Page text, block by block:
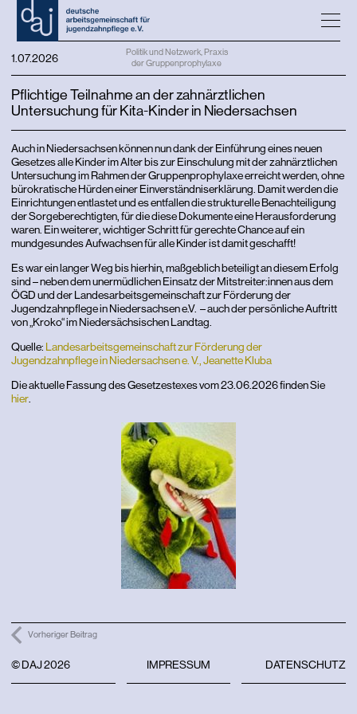
1.07.2026 Politik und Netzwerk,Praxis
der Gruppenprophylaxe
Pflichtige Teilnahme an der zahnärztlichen
Untersuchung für Kita-Kinder in Niedersachsen
Auch in Niedersachsen können nun dank der Einführung eines neuen
Gesetzes alle Kinder im Alter bis zur Einschulung mit der zahnärztlichen
Untersuchung im Rahmen der Gruppenprophylaxe erreicht werden, ohne
bürokratische Hürden einer Einverständniserklärung. Damit werden die
Einrichtungen entlastet und es entfallen die strukturelle Benachteiligung
der Sorgeberechtigten, für die diese Dokumente eine Herausforderung
waren. Ein weiterer, wichtiger Schritt für gerechte Chance auf ein
mundgesundes Aufwachsen für alle Kinder ist damit geschafft!
Es war ein langer Weg bis hierhin, maßgeblich beteiligt an diesem Erfolg
sind – neben dem unermüdlichen Einsatz der Mitstreiter:innen aus dem
ÖGD und der Landesarbeitsgemeinschaft zur Förderung der
Jugendzahnpflege in Niedersachsen e.V. – auch der persönliche Auftritt
von „Kroko“ im Niedersächsischen Landtag.
Quelle: Landesarbeitsgemeinschaft zur Förderung der
Jugendzahnpflege in Niedersachsen e. V., Jeanette Kluba
Die aktuelle Fassung des Gesetzestexes vom 23.06.2026 finden Sie
hier
Vorheriger Beitrag
© DAJ 2026 IMPRESSUM DATENSCHUTZ